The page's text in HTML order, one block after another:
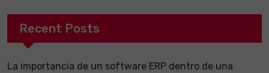
Recent Posts
La importancia de un software ERP dentro de una